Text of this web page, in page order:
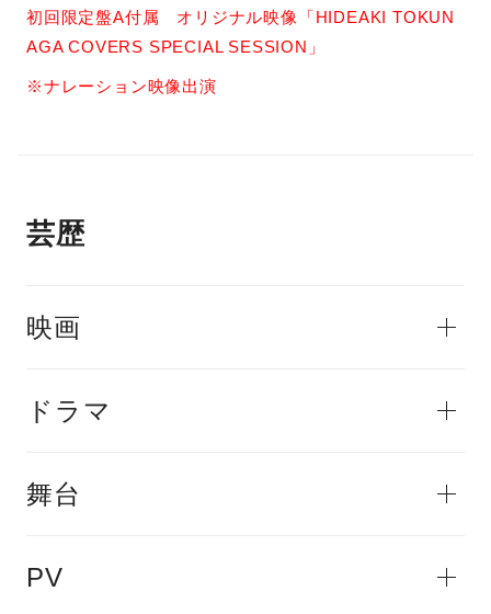
初回限定盤A付属 オリジナル映像「HIDEAKI TOKUN
AGA COVERS SPECIAL SESSION」
※ナレーション映像出演
芸歴
映画
ドラマ
舞台
PV